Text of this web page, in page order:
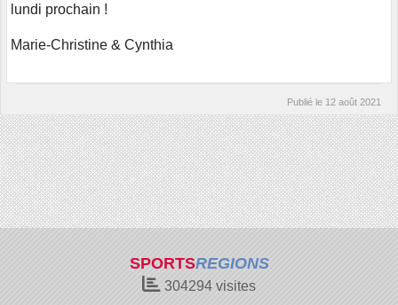
lundi prochain !
Marie-Christine & Cynthia
Publié le 12 août 2021
SPORTSREGIONS
304294 visites